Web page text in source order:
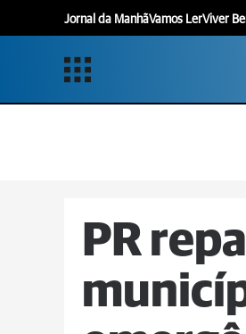
Jornal da ManhãVamos LerViver
PR